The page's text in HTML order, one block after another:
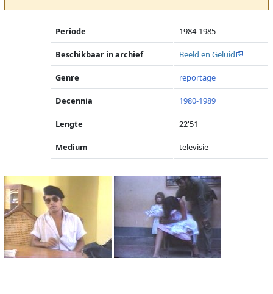
Periode 1984-1985
Beschikbaar in archief Beeld en Geluid
Genre reportage
Decennia 1980-1989
Lengte 22'51
Medium televisie